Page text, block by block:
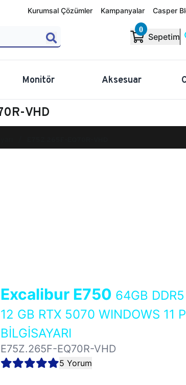
Kurumsal Çözümler Kampanyalar Casper
0
Sepetim
Monitör Aksesuar
VHD
Excalibur E750 64GB
12 GB RTX 5070 WINDOWS 11
BİLGİSAYARI
E75Z.265F-EQ70R-VHD
5 Yorum